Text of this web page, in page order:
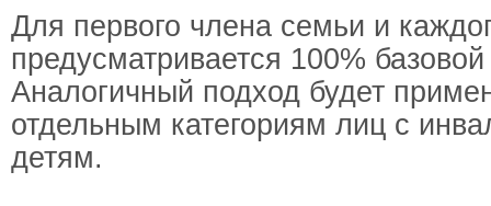
Для первого члена семьи и
предусматривается 100%
Аналогичный подход будет
отдельным категориям лиц с
детям.